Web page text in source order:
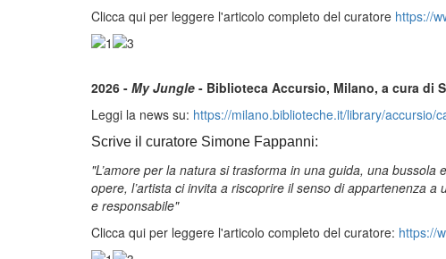
Clicca qui per leggere l'articolo completo del curatore https://
2026 - My Jungle - Biblioteca Accursio, Milano, a cura di
Leggi la news su: https://milano.biblioteche.it/library/
Scrive il curatore Simone Fappanni:
"L’amore per la natura si trasforma in una guida, una
opere, l’artista ci invita a riscoprire il senso di appartenenza
e responsabile"
Clicca qui per leggere l'articolo completo del curatore: https://